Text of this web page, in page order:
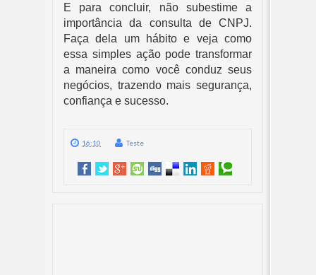
E para concluir, não subestime a
importância da consulta de CNPJ.
Faça dela um hábito e veja como
essa simples ação pode transformar
a maneira como você conduz seus
negócios, trazendo mais segurança,
confiança e sucesso.
16:10 Teste